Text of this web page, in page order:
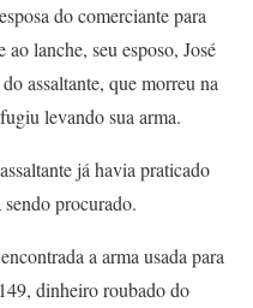
do comerciante para
lanche, seu esposo, José
assaltante, que morreu na
levando sua arma.
já havia praticado
sendo procurado.
a arma usada para
dinheiro roubado do